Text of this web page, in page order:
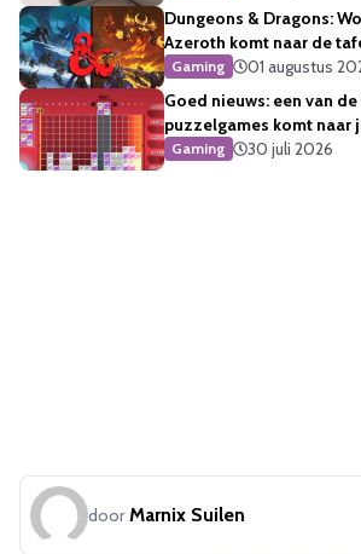
Dungeons & Dragons:
Azeroth komt naar de
Gaming
01 augustus
Goed nieuws: een van
puzzelgames komt naar
Gaming 30 juli 2026
door Marnix Suilen